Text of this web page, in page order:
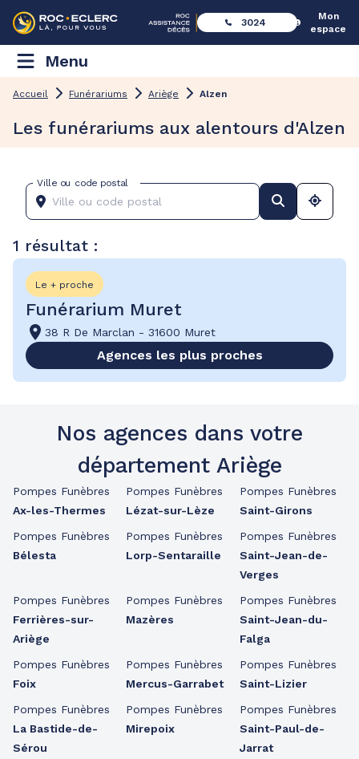
3024
Mon
espace
Menu
Accueil Funérariums Ariège Alzen
Les funérariums aux alentours d'Alzen
Ville ou code postal
1 résultat :
Le + proche
Funérarium Muret
38 R De Marclan - 31600 Muret
Agences les plus proches
Nos agences dans votre
département Ariège
Pompes Funèbres
Ax-les-Thermes
Pompes Funèbres
Bélesta
Pompes Funèbres
Ferrières-sur-
Ariège
Pompes Funèbres
Foix
Pompes Funèbres
La Bastide-de-
Sérou
Pompes Funèbres
Lézat-sur-Lèze
Pompes Funèbres
Lorp-Sentaraille
Pompes Funèbres
Mazères
Pompes Funèbres
Mercus-Garrabet
Pompes Funèbres
Mirepoix
Pompes Funèbres
Saint-Girons
Pompes Funèbres
Saint-Jean-de-
Verges
Pompes Funèbres
Saint-Jean-du-
Falga
Pompes Funèbres
Saint-Lizier
Pompes Funèbres
Saint-Paul-de-
Jarrat